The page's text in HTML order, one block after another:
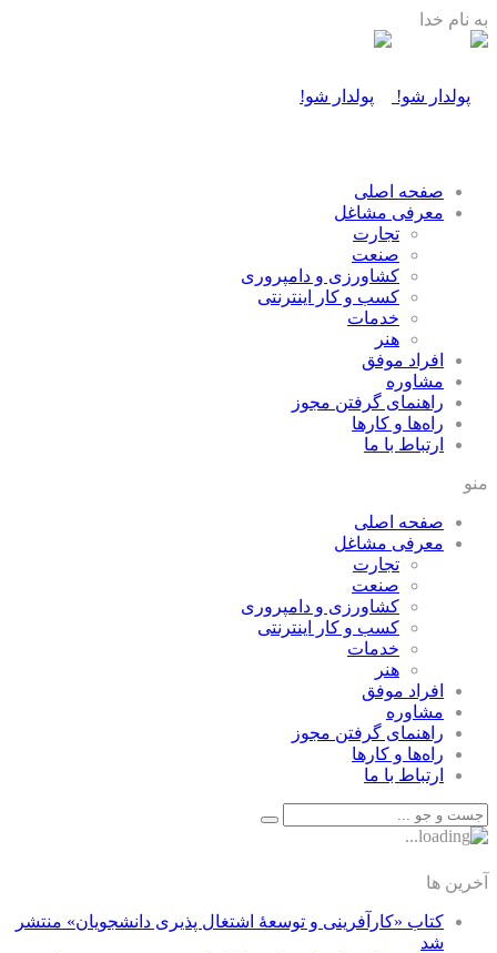
به نام خدا
صفحه اصلی
معرفی مشاغل
تجارت
صنعت
كشاورزی و دامپروری
كسب و كار اينترنتی
خدمات
هنر
افراد موفق
مشاوره
راهنمای گرفتن مجوز
راه‌ها و كارها
ارتباط با ما
منو
صفحه اصلی
معرفی مشاغل
تجارت
صنعت
كشاورزی و دامپروری
كسب و كار اينترنتی
خدمات
هنر
افراد موفق
مشاوره
راهنمای گرفتن مجوز
راه‌ها و كارها
ارتباط با ما
آخرین ها
کتاب «کارآفرینی و توسعۀ اشتغال پذیری دانشجویان» منتشر
شد